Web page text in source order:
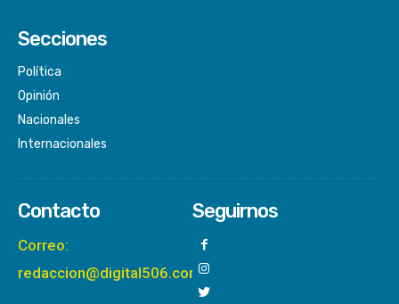
Secciones
Política
Opinión
Nacionales
Internacionales
Contacto
Correo:
redaccion@digital506.com
Seguirnos